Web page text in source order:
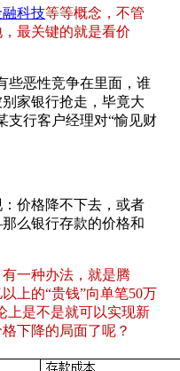
融科技等等概念，不管
最关键的就是看价
些恶性竞争在里面，谁
家银行抢走，毕竟大
支行客户经理对“愉见财
价格降不下去，或者
么银行存款的价格和
一种办法，就是腾
上的“贵钱”向单笔50万
上是不是就可以实现新
下降的局面了呢？